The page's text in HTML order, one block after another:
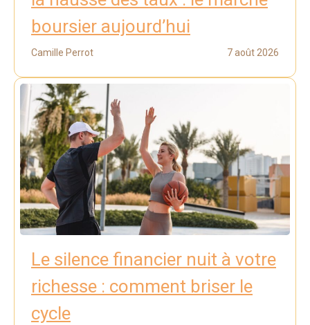
boursier aujourd’hui
Camille Perrot 7 août 2026
Le silence financier nuit à votre
richesse : comment briser le
cycle